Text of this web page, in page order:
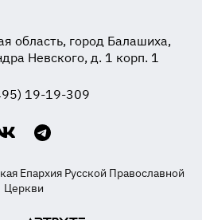
область, город Балашиха,
Невского, д. 1 корп. 1
19-19-309
Епархия Русской Православной
Церкви